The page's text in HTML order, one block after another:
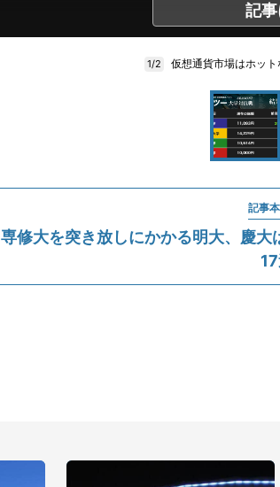
記
1/2 仮想通貨市場はホット
記事
専修大を突き放しにかかる明大、慶
17